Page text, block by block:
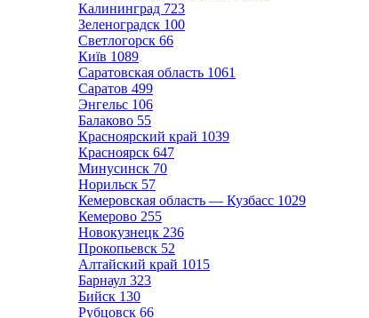
Калининград 723
Зеленоградск 100
Светлогорск 66
Київ 1089
Саратовская область 1061
Саратов 499
Энгельс 106
Балаково 55
Красноярский край 1039
Красноярск 647
Минусинск 70
Норильск 57
Кемеровская область — Кузбасс 1029
Кемерово 255
Новокузнецк 236
Прокопьевск 52
Алтайский край 1015
Барнаул 323
Бийск 130
Рубцовск 66